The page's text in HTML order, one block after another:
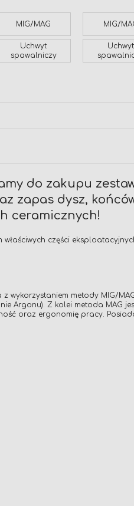
MIG/MAG MIG/
Uchwyt
spawalniczy
Uchwyt
do zakupu
zapas dysz,
ceramicznych!
części
wykorzystaniem metody MIG/
Argonu). Z kolei metoda MAG
oraz ergonomię pracy.